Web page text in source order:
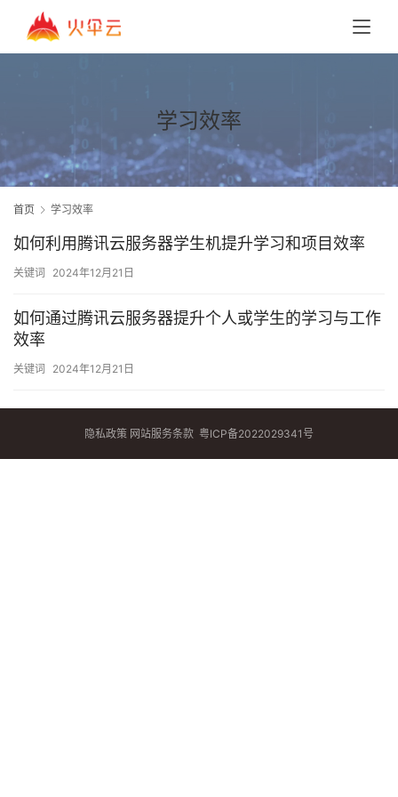
学习效率
首页 学习效率
如何利用腾讯云服务器学生机提升学习和项目效率
关键词 2024年12月21日
如何通过腾讯云服务器提升个人或学生的学习与工作
效率
关键词 2024年12月21日
隐私政策 网站服务条款 粤ICP备2022029341号